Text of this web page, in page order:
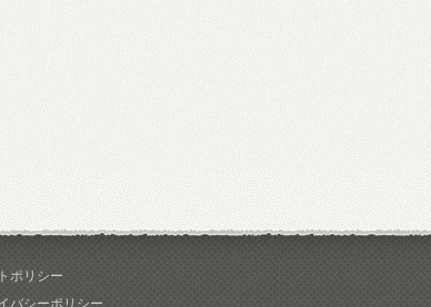
ポリシー
バシーポリシー